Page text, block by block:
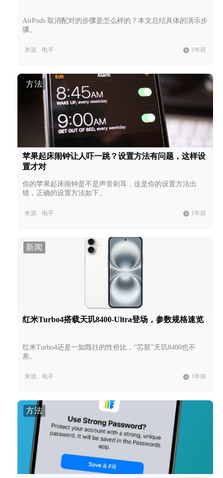
AirPods 取消配对的步骤是怎么样的？本文总结具体的演示步
骤。
来源: 电手 1年前
方法
苹果起床闹钟让人吓一跳？设置方法有问题，这样设
置才对
你的苹果起床闹钟是不是声音刺耳，这是你的设置方法出
错，正确的设置方法如下。
来源: 电手 1年前
新闻
红米Turbo4搭载天玑8400-Ultra登场，参数规格速览
红米Turbo4还是一如既往的性价比，“芯脏”天玑8400也不
差。
来源: 电手 1年前
方法